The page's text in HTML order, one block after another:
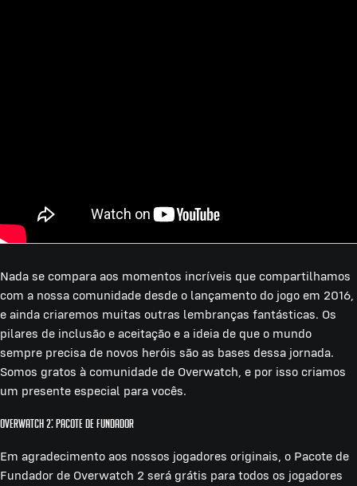
Nada se compara aos momentos incríveis que compartilhamos
com a nossa comunidade desde o lançamento do jogo em 2016,
e ainda criaremos muitas outras lembranças fantásticas. Os
pilares de inclusão e aceitação e a ideia de que o mundo
sempre precisa de novos heróis são as bases dessa jornada.
Somos gratos à comunidade de Overwatch, e por isso criamos
um presente especial para vocês.
Overwatch 2: Pacote de Fundador
Em agradecimento aos nossos jogadores originais, o Pacote de
Fundador de Overwatch 2 será grátis para todos os jogadores